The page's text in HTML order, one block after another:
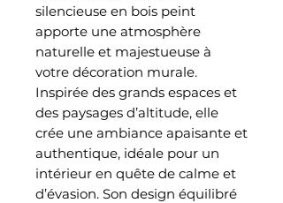
silencieuse en bois peint
apporte une atmosphère
naturelle et majestueuse à
votre décoration murale.
Inspirée des grands espaces et
des paysages d’altitude, elle
crée une ambiance apaisante et
authentique, idéale pour un
intérieur en quête de calme et
d’évasion. Son design équilibré